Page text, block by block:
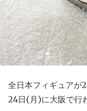
全日本フィギュアが
24日(月)に大阪で行